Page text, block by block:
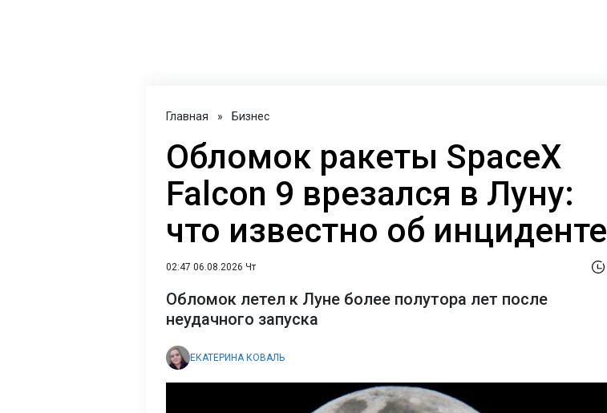
Главная » Бизнес
Обломок ракеты SpaceX
Falcon 9 врезался в Луну:
что известно об инциденте
02:47 06.08.2026 Чт
Обломок летел к Луне более полутора лет после
неудачного запуска
ЕКАТЕРИНА КОВАЛЬ